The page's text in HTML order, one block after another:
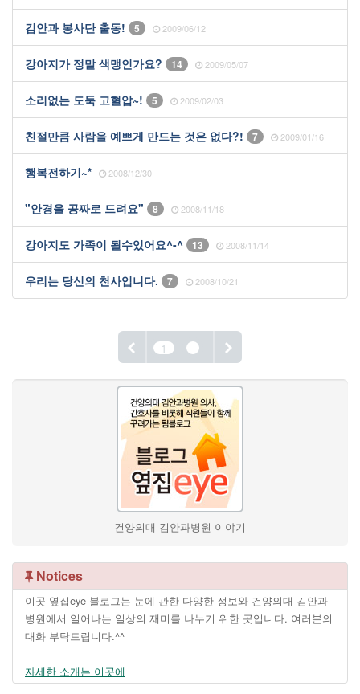
김안과 봉사단 출동! 5 2009/06/12
강아지가 정말 색맹인가요? 14 2009/05/07
소리없는 도둑 고혈압~! 5 2009/02/03
친절만큼 사람을 예쁘게 만드는 것은 없다?! 7 2009/01/16
행복전하기~* 2008/12/30
"안경을 공짜로 드려요" 8 2008/11/18
강아지도 가족이 될수있어요^-^ 13 2008/11/14
우리는 당신의 천사입니다. 7 2008/10/21
1 2
건양의대 김안과병원 이야기
Notices
이곳 옆집eye 블로그는 눈에 관한 다양한 정보와 건양의대 김안과
병원에서 일어나는 일상의 재미를 나누기 위한 곳입니다. 여러분의
대화 부탁드립니다.^^
자세한 소개는 이곳에